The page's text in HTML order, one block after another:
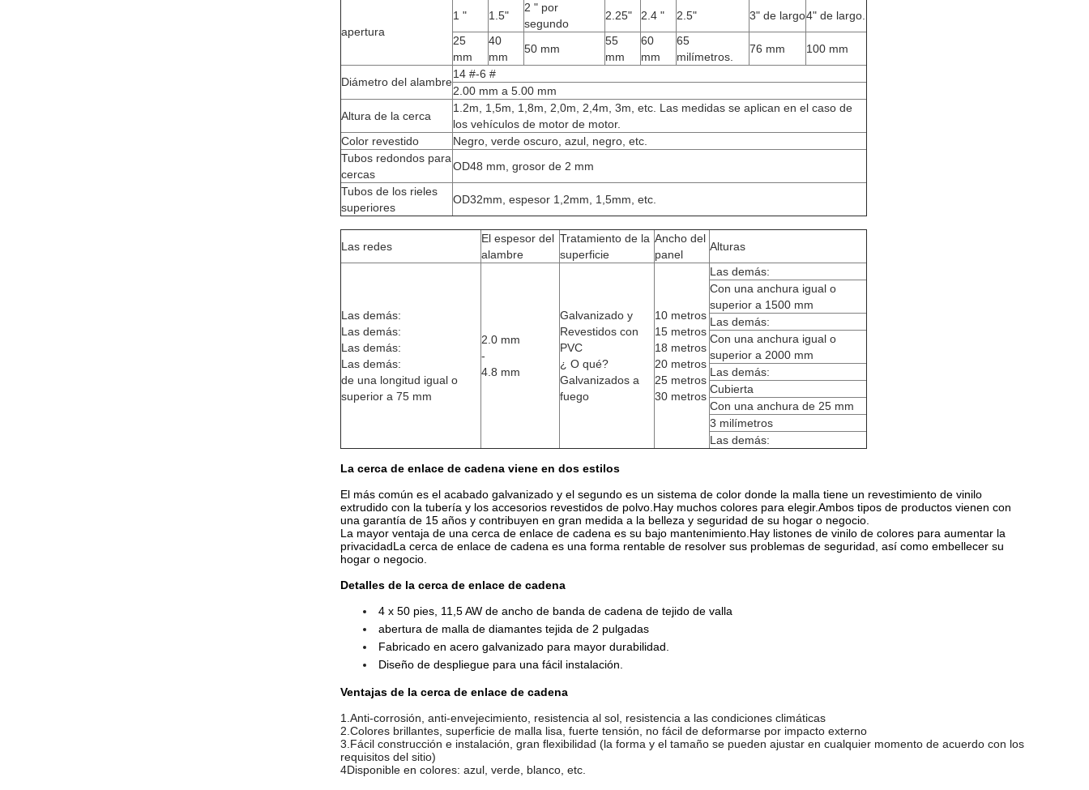
apertura
1 " 1.5"
2 " por
segundo
2.25" 2.4 " 2.5" 3" de largo4" de largo.
25
mm
40
mm
50 mm
55
mm
60
mm
65
milímetros.
76 mm 100 mm
Diámetro del alambre
14 #-6 #
2.00 mm a 5.00 mm
Altura de la cerca
1.2m, 1,5m, 1,8m, 2,0m, 2,4m, 3m, etc. Las medidas se aplican en el caso de
los vehículos de motor de motor.
Color revestido
Negro, verde oscuro, azul, negro, etc.
Tubos redondos para
cercas
OD48 mm, grosor de 2 mm
Tubos de los rieles
superiores
OD32mm, espesor 1,2mm, 1,5mm, etc.
Las redes
El espesor del
alambre
Tratamiento de la
superficie
Ancho del
panel
Alturas
Las demás:
Las demás:
Las demás:
Las demás:
de una longitud igual o
superior a 75 mm
2.0 mm
-
4.8 mm
Galvanizado y
Revestidos con
PVC
¿ O qué?
Galvanizados a
fuego
10 metros
15 metros
18 metros
20 metros
25 metros
30 metros
Las demás:
Con una anchura igual o
superior a 1500 mm
Las demás:
Con una anchura igual o
superior a 2000 mm
Las demás:
Cubierta
Con una anchura de 25 mm
3 milímetros
Las demás:
La cerca de enlace de cadena viene en dos estilos
El más común es el acabado galvanizado y el segundo es un sistema de color donde la malla tiene un revestimiento de vinilo
extrudido con la tubería y los accesorios revestidos de polvo.Hay muchos colores para elegir.Ambos tipos de productos vienen con
una garantía de 15 años y contribuyen en gran medida a la belleza y seguridad de su hogar o negocio.
La mayor ventaja de una cerca de enlace de cadena es su bajo mantenimiento.Hay listones de vinilo de colores para aumentar la
privacidadLa cerca de enlace de cadena es una forma rentable de resolver sus problemas de seguridad, así como embellecer su
hogar o negocio.
Detalles de la cerca de enlace de cadena
4 x 50 pies, 11,5 AW de ancho de banda de cadena de tejido de valla
abertura de malla de diamantes tejida de 2 pulgadas
Fabricado en acero galvanizado para mayor durabilidad.
Diseño de despliegue para una fácil instalación.
Ventajas de la cerca de enlace de cadena
1.Anti-corrosión, anti-envejecimiento, resistencia al sol, resistencia a las condiciones climáticas
2.Colores brillantes, superficie de malla lisa, fuerte tensión, no fácil de deformarse por impacto externo
3.Fácil construcción e instalación, gran flexibilidad (la forma y el tamaño se pueden ajustar en cualquier momento de acuerdo con los
requisitos del sitio)
4Disponible en colores: azul, verde, blanco, etc.